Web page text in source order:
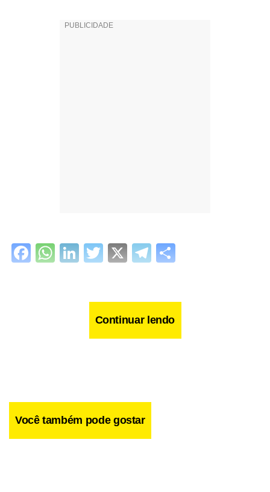
Facebook
WhatsApp
LinkedIn
Twitter
X Telegram
Continuar lendo
Você também pode gostar